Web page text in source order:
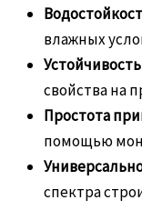
влажных
свойства на
Простота
помощью
спектра